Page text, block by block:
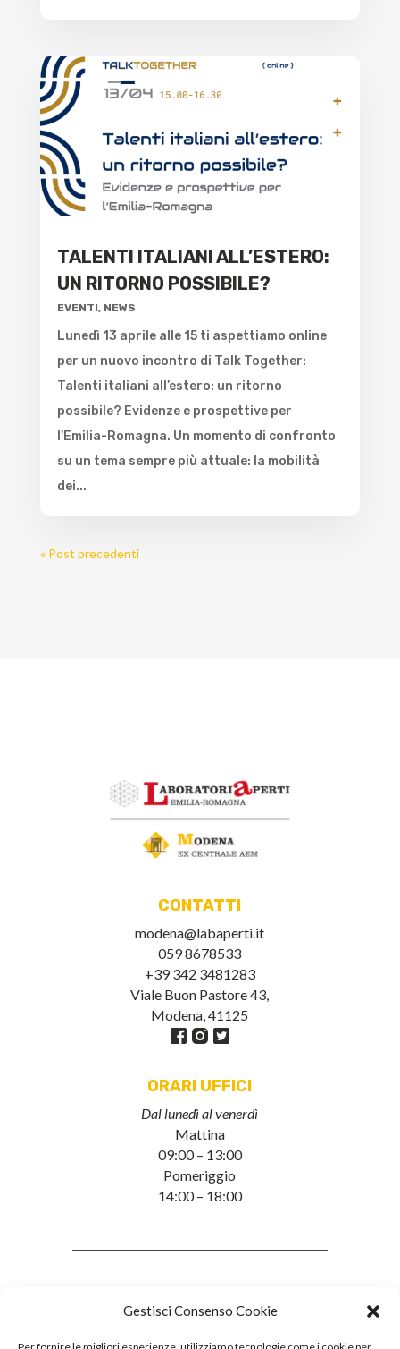
Gestisci Consenso Cookie
TALENTI ITALIANI ALL’ESTERO:
UN RITORNO POSSIBILE?
EVENTI, NEWS
Lunedì 13 aprile alle 15 ti aspettiamo online
per un nuovo incontro di Talk Together:
Talenti italiani all’estero: un ritorno
possibile? Evidenze e prospettive per
l'Emilia-Romagna. Un momento di confronto
su un tema sempre più attuale: la mobilità
dei...
« Post precedenti
CONTATTI
modena@labaperti.it
059 8678533
+39 342 3481283
Viale Buon Pastore 43,
Modena, 41125
ORARI UFFICI
Dal lunedì al venerdì
Mattina
09:00 – 13:00
Pomeriggio
14:00 – 18:00